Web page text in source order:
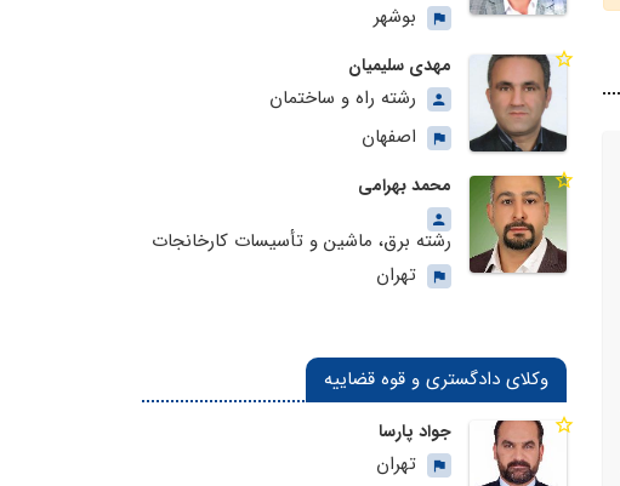
بوشهر
مهدی سلیمیان
رشته راه و ساختمان
اصفهان
محمد بهرامی
رشته برق، ماشین و تأسیسات کارخانجات
تهران
وکلای دادگستری و قوه قضاییه
جواد پارسا
تهران